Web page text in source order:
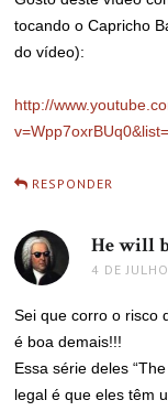
tocando o Capricho
do vídeo):
http://
RESPONDER
He will
4 DE
Sei que corro o risco
é boa demais!!!
Essa série deles
legal é que eles têm